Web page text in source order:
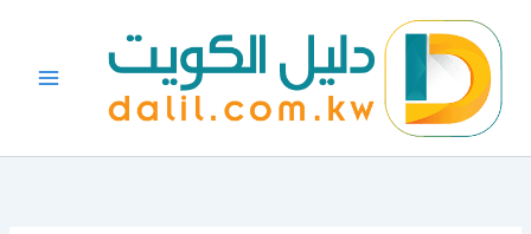
المحتوى